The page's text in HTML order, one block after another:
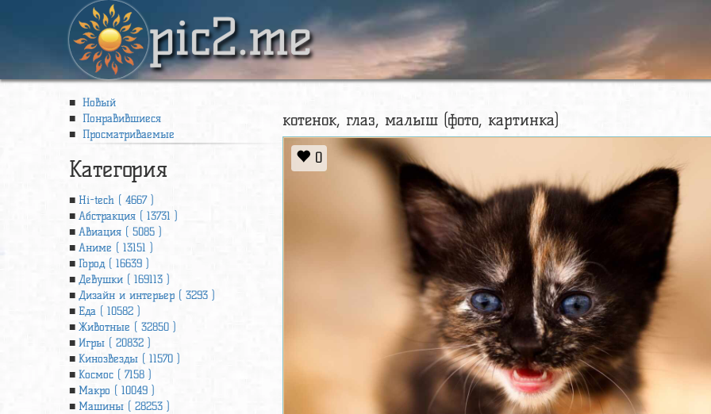
pic2.me
Новый
Понравившиеся
Просматриваемые
Категория
Hi-tech ( 4667 )
Абстракция ( 13731 )
Авиация ( 5085 )
Аниме ( 13151 )
Город ( 16639 )
Девушки ( 169113 )
Дизайн и интерьер ( 3293 )
Еда ( 10582 )
Животные ( 32850 )
Игры ( 20832 )
Кинозвезды ( 11570 )
Космос ( 7158 )
Макро ( 10049 )
Машины ( 28253 )
котенок, глаз, малыш (фото, картинка)
0